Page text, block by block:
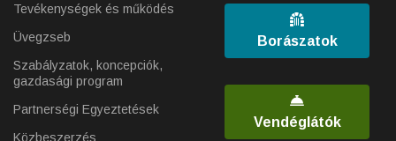
Tevékenységek és működés
Üvegzseb
Szabályzatok, koncepciók,
gazdasági program
Partnerségi Egyeztetések
Közbeszerzés
Borászatok
Vendéglátók